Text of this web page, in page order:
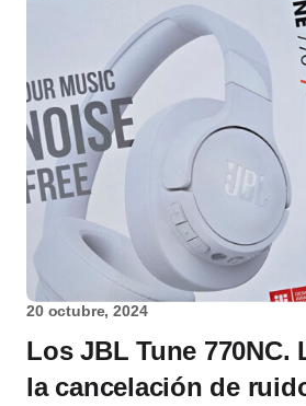
20 octubre, 2024
Los JBL Tune 770NC.
la cancelación de